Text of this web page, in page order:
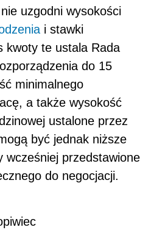
uzgodni wysokości
i stawki
kwoty te ustala Rada
do 15
minimalnego
a także wysokość
ustalone przez
być jednak niższe
wcześniej przedstawione
do negocjacji.